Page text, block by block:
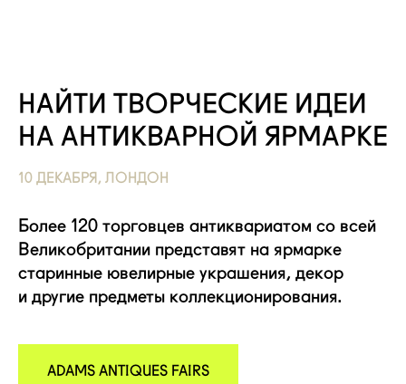
НАЙТИ ТВОРЧЕСКИЕ ИДЕИ
НА АНТИКВАРНОЙ ЯРМАРКЕ
10 ДЕКАБРЯ, ЛОНДОН
Более 120 торговцев антиквариатом со всей
Великобритании представят на ярмарке
старинные ювелирные украшения, декор
и другие предметы коллекционирования.
ADAMS ANTIQUES FAIRS